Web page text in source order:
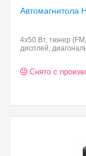
Автомагнитола
4x50 Вт, тюнер
дисплей,
Снято с